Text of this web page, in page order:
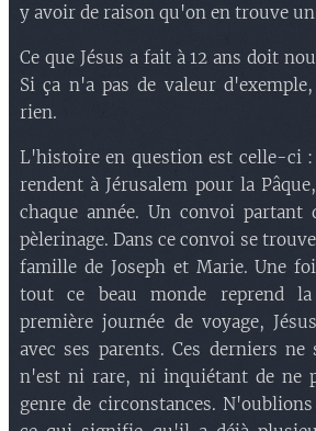
y avoir de raison qu'on en trouve
Ce que Jésus a fait à 12 ans doit
Si ça n'a pas de valeur
rien.
L'histoire en question est celle-ci :
rendent à Jérusalem pour la
chaque année. Un convoi partant
pèlerinage. Dans ce convoi se
famille de Joseph et Marie. Une
tout ce beau monde reprend
première journée de voyage,
avec ses parents. Ces derniers
n'est ni rare, ni inquiétant de ne
genre de circonstances.